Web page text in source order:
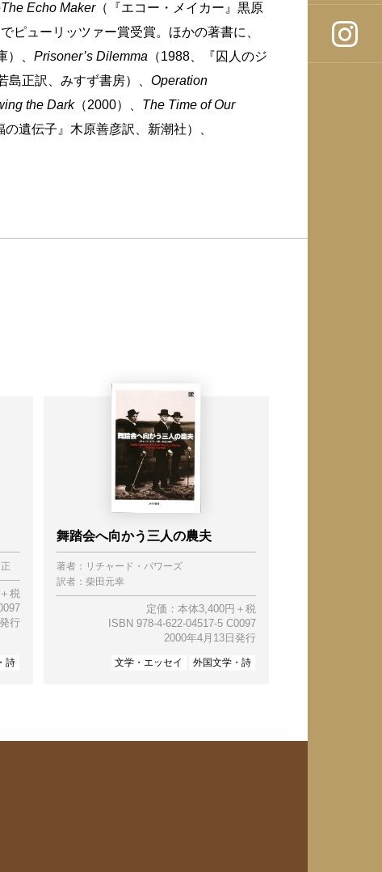
The Echo Maker（『エコー・メイカー』黒原
ピューリッツァー賞受賞。ほかの著書に、
、 Prisoner’s Dilemma （1988、『囚人のジ
島正訳、みすず書房）、 Operation
the Dark（2000）、 The Time of Our
遺伝子』木原善彦訳、新潮社）、
税
行
詩
舞踏会へ向かう三人の農夫
著者： リチャード・パワーズ
訳者： 柴田元幸
定価：本体3,400円＋税
ISBN 978-4-622-04517-5 C0097
2000年4月13日発行
文学・エッセイ 外国文学・詩